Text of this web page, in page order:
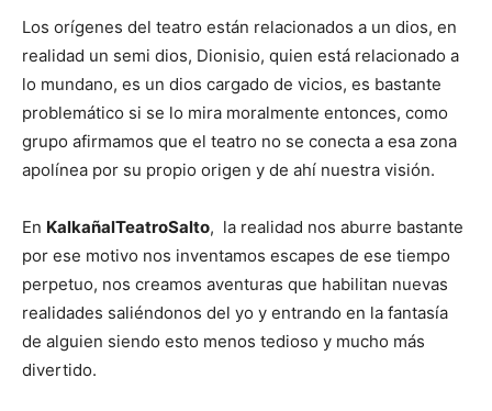
Los orígenes del teatro están relacionados a un dios, en
realidad un semi dios, Dionisio, quien está relacionado a
lo mundano, es un dios cargado de vicios, es bastante
problemático si se lo mira moralmente entonces, como
grupo afirmamos que el teatro no se conecta a esa zona
apolínea por su propio origen y de ahí nuestra visión.
En KalkañalTeatroSalto, la realidad nos aburre bastante
por ese motivo nos inventamos escapes de ese tiempo
perpetuo, nos creamos aventuras que habilitan nuevas
realidades saliéndonos del yo y entrando en la fantasía
de alguien siendo esto menos tedioso y mucho más
divertido.